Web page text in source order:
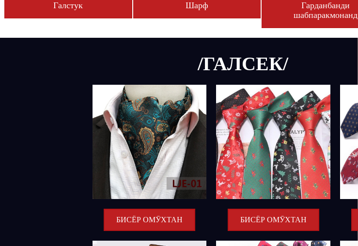
Галстук Шарф
Гарданбанди
шабпаракмонанд
/ГАЛСЕК/
БИСЁР ОМӮХТАН БИСЁР ОМӮХТАН